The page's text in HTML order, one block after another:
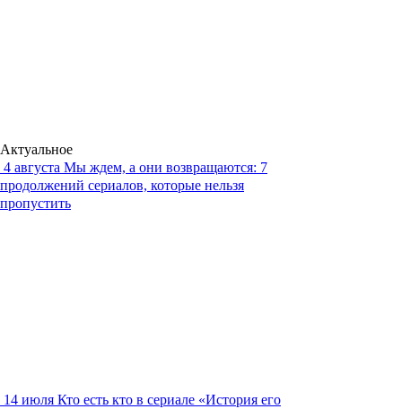
Актуальное
4 августа Мы ждем, а они возвращаются: 7
продолжений сериалов, которые нельзя
пропустить
14 июля Кто есть кто в сериале «История его